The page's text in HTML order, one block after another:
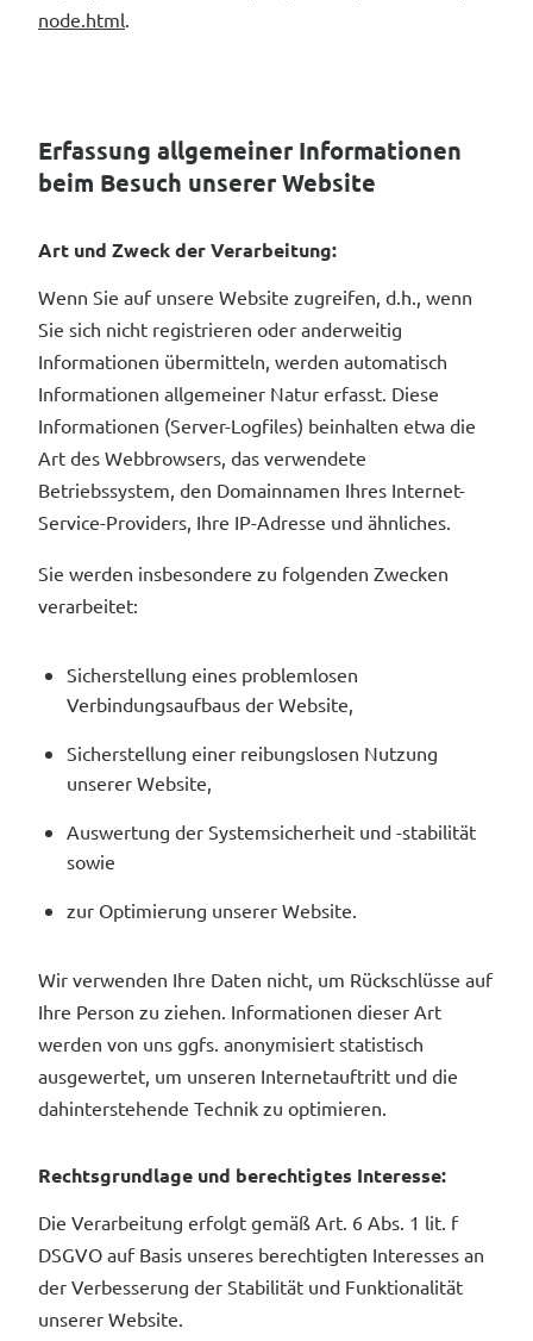
node.html
Erfassung allgemeiner Informationen
beim Besuch unserer Website
Art und Zweck der Verarbeitung:
Wenn Sie auf unsere Website zugreifen, d.h., wenn
Sie sich nicht registrieren oder anderweitig
Informationen übermitteln, werden automatisch
Informationen allgemeiner Natur erfasst. Diese
Informationen (Server-Logfiles) beinhalten etwa die
Art des Webbrowsers, das verwendete
Betriebssystem, den Domainnamen Ihres Internet-
Service-Providers, Ihre IP-Adresse und ähnliches.
Sie werden insbesondere zu folgenden Zwecken
verarbeitet:
Sicherstellung eines problemlosen
Verbindungsaufbaus der Website,
Sicherstellung einer reibungslosen Nutzung
unserer Website,
Auswertung der Systemsicherheit und -stabilität
sowie
zur Optimierung unserer Website.
Wir verwenden Ihre Daten nicht, um Rückschlüsse auf
Ihre Person zu ziehen. Informationen dieser Art
werden von uns ggfs. anonymisiert statistisch
ausgewertet, um unseren Internetauftritt und die
dahinterstehende Technik zu optimieren.
Rechtsgrundlage und berechtigtes Interesse:
Die Verarbeitung erfolgt gemäß Art. 6 Abs. 1 lit. f
DSGVO auf Basis unseres berechtigten Interesses an
der Verbesserung der Stabilität und Funktionalität
unserer Website.